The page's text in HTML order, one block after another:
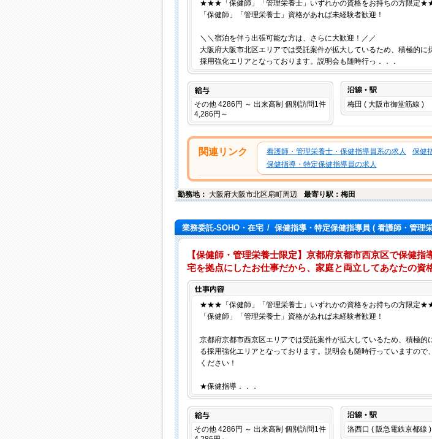
★★★「保健師」「管理栄養士」いずれかの資格をお持ちの方限定
「保健師」「管理栄養士」資格があれば未経験者歓迎！
＼＼宿泊を伴う出張可能な方は、さらに大歓迎！／／
大阪府大阪市北区エリアでは受託案件が拡大しているため、積極的に
採用強化エリアとなっております。説明会も随時行っ．．．
給与
その他 4286円 ～ 出来高制 個別訪問1件
4,286円～
梅田 ( 大阪市御堂筋線 )
関連リンク 看護師・管理栄養士・保健指導員系の求人
保健
保健指導・特定保健指導員の求人
勤務地： 大阪府大阪市北区扇町周辺 最寄り駅：梅田
業務委託-SOHO・在宅 / 保健指導・特定保健指導員 ( 看護師・管理
【保健師・管理栄養士限定】京都府京都市西京区で保健指
宅を拠点にしたお仕事だから、家庭と両立してあなたの資
★★★「保健師」「管理栄養士」いずれかの資格をお持ちの方限定
「保健師」「管理栄養士」資格があれば未経験者歓迎！
京都府京都市西京区エリアでは受託案件が拡大しているため、積極的
る採用強化エリアとなっております。説明会も随時行っていますので
ください！
★保健指導．．．
給与
その他 4286円 ～ 出来高制 個別訪問1件
洛西口 ( 阪急電鉄京都線 )